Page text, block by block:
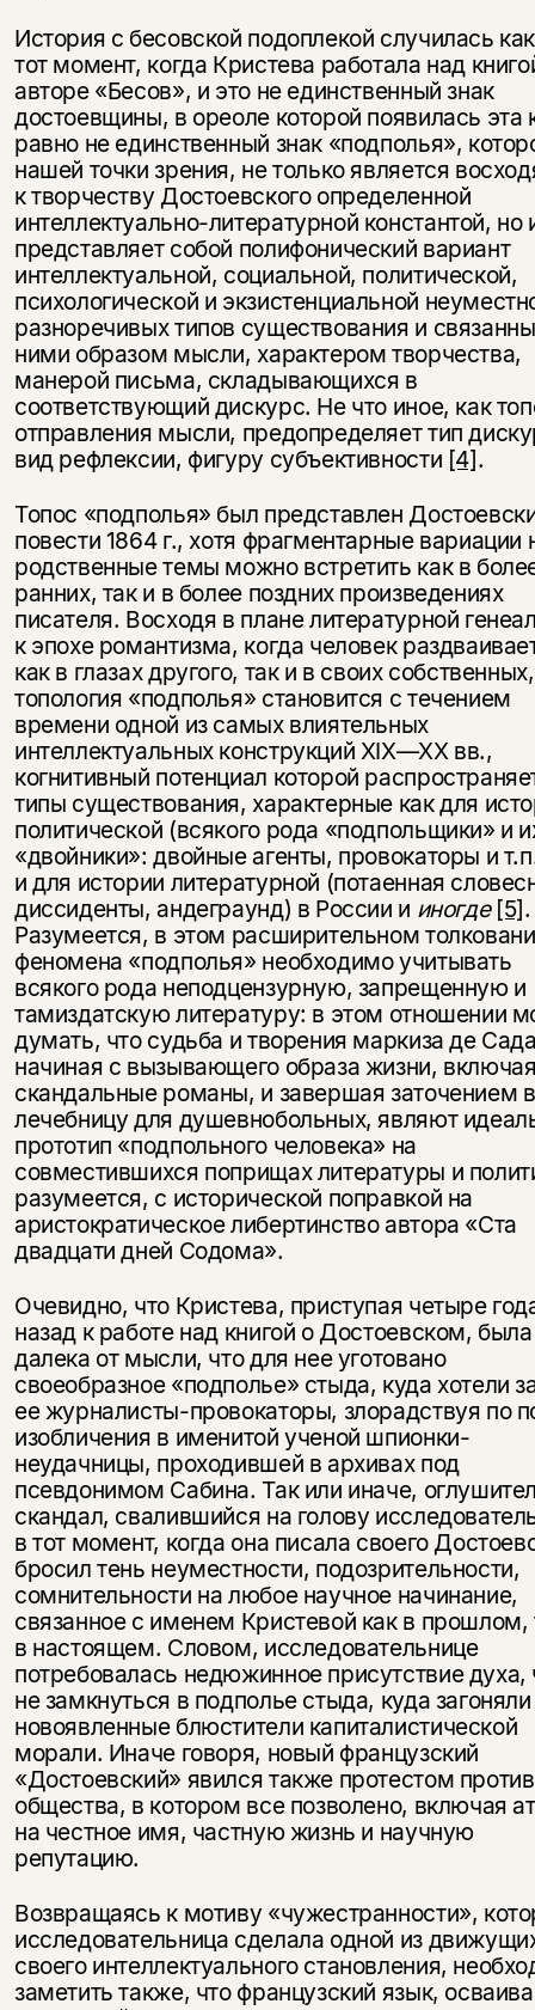
История с бесовской подоплекой случилась
тот момент, когда Кристева работала над
авторе «Бесов», и это не единственный знак
достоевщины, в ореоле которой появилась эта
равно не единственный знак «подполья»,
нашей точки зрения, не только является
к творчеству Достоевского определенной
интеллектуально-литературной константой, но
представляет собой полифонический вариант
интеллектуальной, социальной, политической,
психологической и экзистенциальной
разноречивых типов существования и
ними образом мысли, характером творчества,
манерой письма, складывающихся в
соответствующий дискурс. Не что иное, как
отправления мысли, предопределяет тип
вид рефлексии, фигуру субъективности [4].
Топос «подполья» был представлен
повести 1864 г., хотя фрагментарные вариации
родственные темы можно встретить как в
ранних, так и в более поздних произведениях
писателя. Восходя в плане литературной
к эпохе романтизма, когда человек
как в глазах другого, так и в своих собственных,
топология «подполья» становится с течением
времени одной из самых влиятельных
интеллектуальных конструкций XIX—XX вв.,
когнитивный потенциал которой
типы существования, характерные как для
политической (всякого рода «подпольщики» и
«двойники»: двойные агенты, провокаторы и
и для истории литературной (потаенная
диссиденты, андеграунд) в России и иногде [5].
Разумеется, в этом расширительном
феномена «подполья» необходимо учитывать
всякого рода неподцензурную, запрещенную и
тамиздатскую литературу: в этом отношении
думать, что судьба и творения маркиза де
начиная с вызывающего образа жизни,
скандальные романы, и завершая заточением в
лечебницу для душевнобольных, являют
прототип «подпольного человека» на
совместившихся поприщах литературы и
разумеется, с исторической поправкой на
аристократическое либертинство автора «Ста
двадцати дней Содома».
Очевидно, что Кристева, приступая четыре
назад к работе над книгой о Достоевском, была
далека от мысли, что для нее уготовано
своеобразное «подполье» стыда, куда хотели
ее журналисты-провокаторы, злорадствуя по
изобличения в именитой ученой шпионки-
неудачницы, проходившей в архивах под
псевдонимом Сабина. Так или иначе,
скандал, свалившийся на голову
в тот момент, когда она писала своего
бросил тень неуместности, подозрительности,
сомнительности на любое научное начинание,
связанное с именем Кристевой как в прошлом,
в настоящем. Словом, исследовательнице
потребовалась недюжинное присутствие духа,
не замкнуться в подполье стыда, куда
новоявленные блюстители капиталистической
морали. Иначе говоря, новый французский
«Достоевский» явился также протестом против
общества, в котором все позволено, включая
на честное имя, частную жизнь и научную
репутацию.
Возвращаясь к мотиву «чужестранности»,
исследовательница сделала одной из
своего интеллектуального становления,
заметить также, что французский язык,